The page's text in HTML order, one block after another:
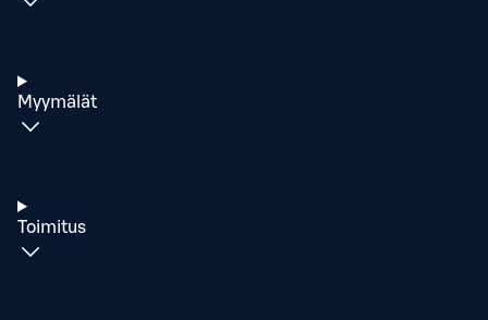
Myymälät
Toimitus